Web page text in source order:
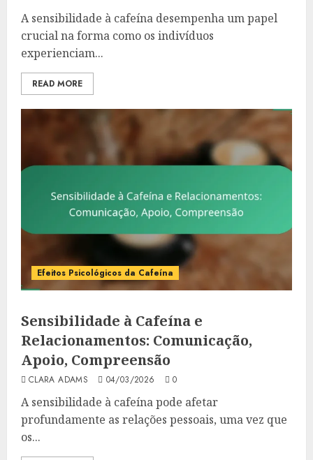
A sensibilidade à cafeína desempenha um papel
crucial na forma como os indivíduos
experienciam...
READ MORE
Efeitos Psicológicos da Cafeína
Sensibilidade à Cafeína e
Relacionamentos: Comunicação,
Apoio, Compreensão
CLARA ADAMS 04/03/2026 0
A sensibilidade à cafeína pode afetar
profundamente as relações pessoais, uma vez que
os...